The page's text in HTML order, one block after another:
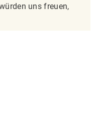
uns freuen,